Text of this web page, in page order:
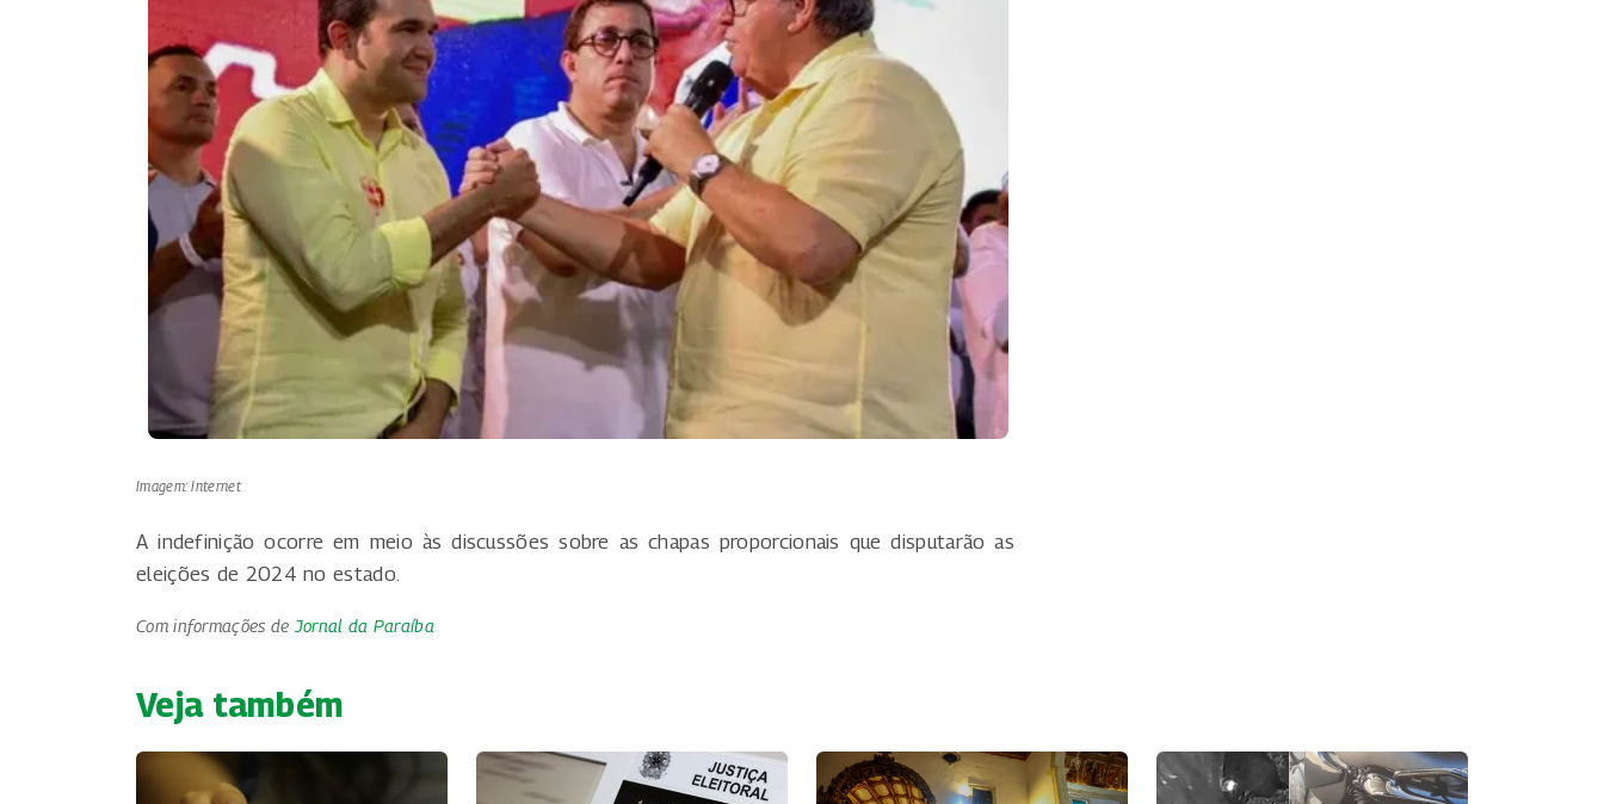
Imagem: Internet
A indefinição ocorre em meio às discussões sobre as chapas proporcionais que disputarão as
eleições de 2024 no estado.
Com informações de Jornal da Paraíba
Veja também